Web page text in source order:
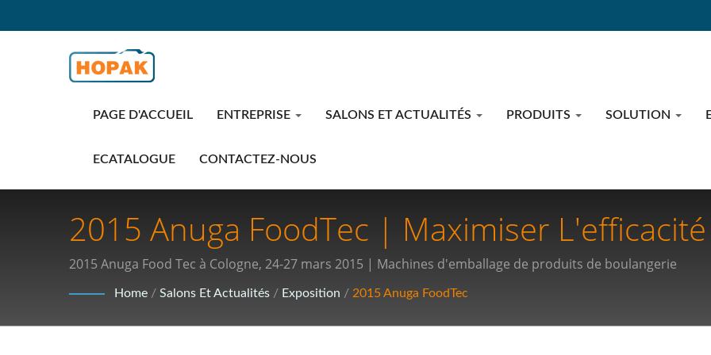
PAGE D'ACCUEIL ENTREPRISE SALONS ET ACTUALITÉS PRODUITS SOLUTION
ECATALOGUE CONTACTEZ-NOUS
2015 Anuga FoodTec | Maximiser
Meilleures Solutions D'emballage Haute
Industrie
2015 Anuga Food Tec à Cologne, 24-27 mars 2015 | Machines d'emballage de produits de boulangerie
Home / Salons Et Actualités / Exposition / 2015 Anuga FoodTec